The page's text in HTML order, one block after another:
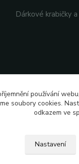
Dárkové krabičky
používání
soubory cookies.
odkazem ve
Nastavení